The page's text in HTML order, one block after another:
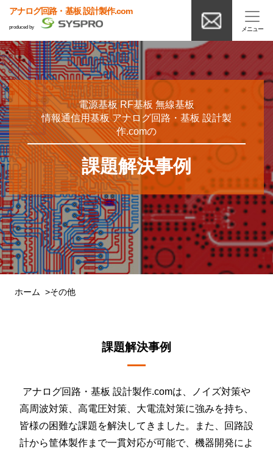
アナログ回路・基板 設計製作.com
produced by
電源基板 RF基板 無線基板
情報通信用基板 アナログ回路・基板 設計製
作.comの
課題解決事例
ホーム その他
課題解決事例
アナログ回路・基板 設計製作.comは、ノイズ対策や
高周波対策、高電圧対策、大電流対策に強みを持ち、
皆様の困難な課題を解決してきました。また、回路設
計から筐体製作まで一貫対応が可能で、機器開発によ